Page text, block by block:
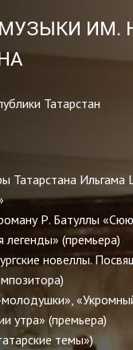
ИМ.
Татарстан
Татарстана Ильгама
Р. Батуллы
(премьера)
новеллы.
утра» (премьера)
темы»)